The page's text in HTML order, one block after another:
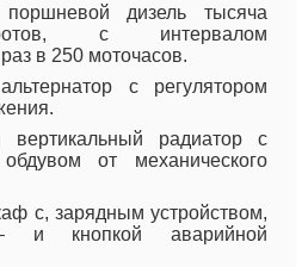
поршневой дизель тысяча
с интервалом
в 250 моточасов.
с регулятором
вертикальный радиатор с
от механического
с, зарядным устройством,
и кнопкой аварийной